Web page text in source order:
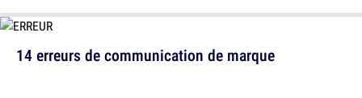
14 erreurs de communication de marque